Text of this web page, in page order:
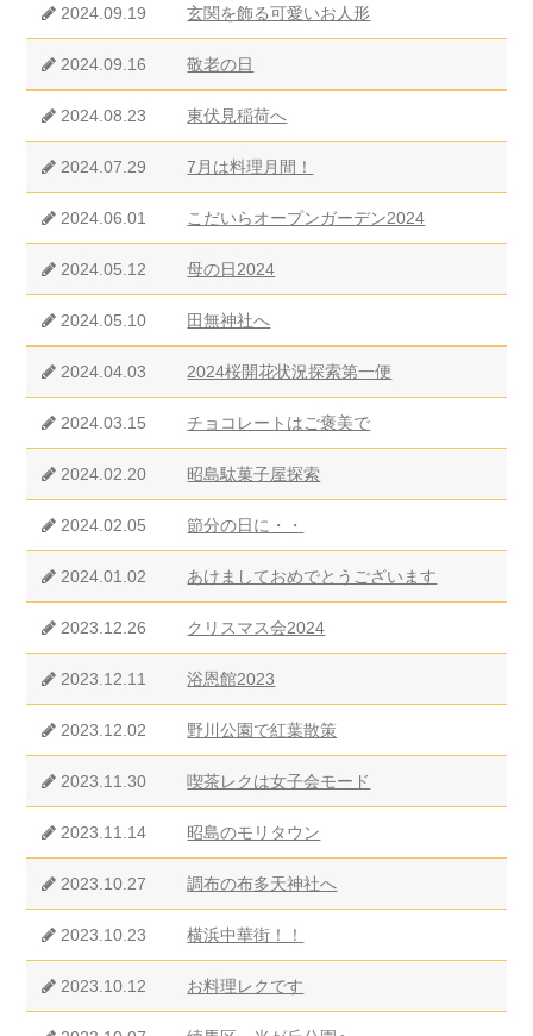
2024.09.19 玄関を飾る可愛いお人形
2024.09.16 敬老の日
2024.08.23 東伏見稲荷へ
2024.07.29 7月は料理月間！
2024.06.01 こだいらオープンガーデン2024
2024.05.12 母の日2024
2024.05.10 田無神社へ
2024.04.03 2024桜開花状況探索第一便
2024.03.15 チョコレートはご褒美で
2024.02.20 昭島駄菓子屋探索
2024.02.05 節分の日に・・
2024.01.02 あけましておめでとうございます
2023.12.26 クリスマス会2024
2023.12.11 浴恩館2023
2023.12.02 野川公園で紅葉散策
2023.11.30 喫茶レクは女子会モード
2023.11.14 昭島のモリタウン
2023.10.27 調布の布多天神社へ
2023.10.23 横浜中華街！！
2023.10.12 お料理レクです